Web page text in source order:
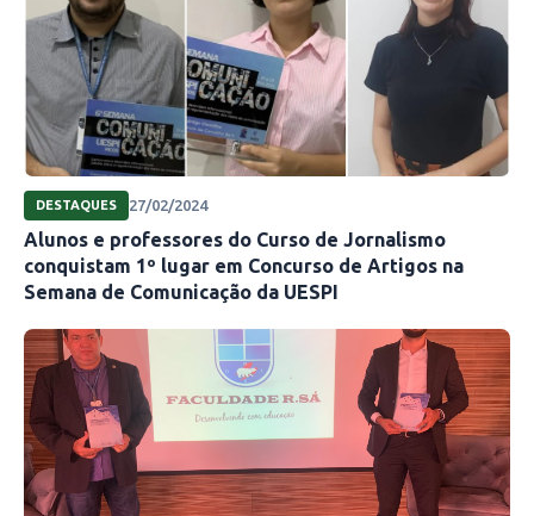
DESTAQUES 27/02/2024
Alunos e professores do Curso de Jornalismo
conquistam 1º lugar em Concurso de Artigos na
Semana de Comunicação da UESPI